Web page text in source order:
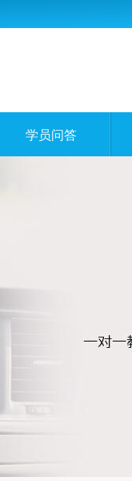
学员问答